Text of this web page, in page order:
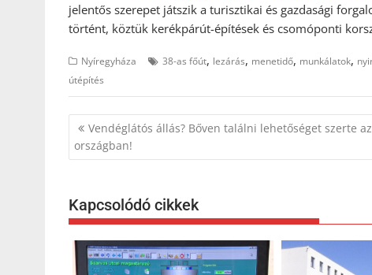
jelentős szerepet játszik a turisztikai és gazdasági
történt, köztük kerékpárút-építések és csomóponti
Nyíregyháza 38-as főút, lezárás, menetidő, munkálatok,
útépítés
Bejegyzés
navigáció
Vendéglátós állás? Bőven találni lehetőséget szerte az
országban!
Kapcsolódó cikkek